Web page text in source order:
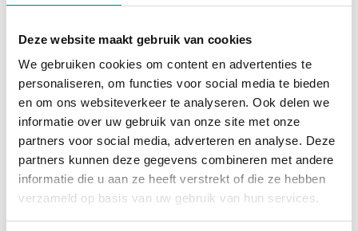
Deze website maakt gebruik van cookies
We gebruiken cookies om content en advertenties te
personaliseren, om functies voor social media te bieden
en om ons websiteverkeer te analyseren. Ook delen we
informatie over uw gebruik van onze site met onze
partners voor social media, adverteren en analyse. Deze
partners kunnen deze gegevens combineren met andere
informatie die u aan ze heeft verstrekt of die ze hebben
verzameld op basis van uw gebruik van hun services.
Mercedes-Benz V-Klasse
Automaat - 23906km - 2024
€1368.12/maand
72 maanden
Deze auto bekijken